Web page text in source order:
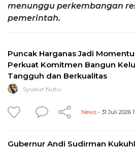
menunggu perkembangan
pemerintah.
Puncak Harganas Jadi
Perkuat Komitmen Bangun
Tangguh dan Berkualitas
Syukur Nutu
News - 31 Juli 2026
Gubernur Andi Sudirman